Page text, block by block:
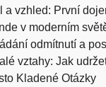
a vzhled: První
v⁤ moderním
​odmítnutí a
vztahy: ‌Jak⁣
Kladené Otázky